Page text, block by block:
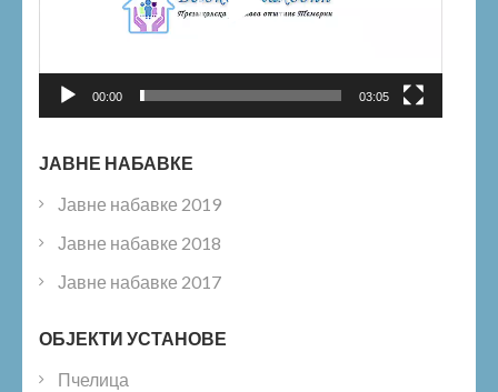
00:00 03:05
ЈАВНЕ НАБАВКЕ
Јавне набавке 2019
Јавне набавке 2018
Јавне набавке 2017
ОБЈЕКТИ УСТАНОВЕ
Пчелица